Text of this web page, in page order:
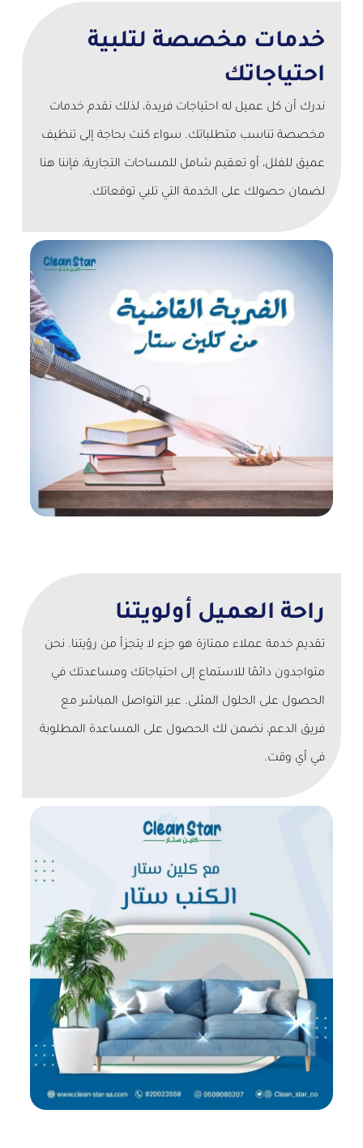
خدمات مخصصة لتلبية
احتياجاتك
ندرك أن كل عميل له احتياجات فريدة، لذلك نقدم خدمات
مخصصة تناسب متطلباتك. سواء كنت بحاجة إلى تنظيف
عميق للفلل، أو تعقيم شامل للمساحات التجارية، فإننا هنا
لضمان حصولك على الخدمة التي تلبي توقعاتك.
راحة العميل أولويتنا
تقديم خدمة عملاء ممتازة هو جزء لا يتجزأ من رؤيتنا. نحن
متواجدون دائمًا للاستماع إلى احتياجاتك ومساعدتك في
الحصول على الحلول المثلى. عبر التواصل المباشر مع
فريق الدعم، نضمن لك الحصول على المساعدة المطلوبة
في أي وقت.